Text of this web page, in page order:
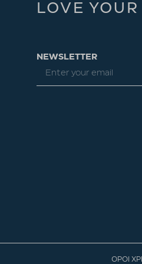
LOVE YOUR
NEWSLETTER
OPOI